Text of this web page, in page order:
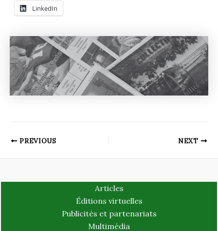
LinkedIn
PREVIOUS NEXT
Articles
Éditions virtuelles
Publicités et partenariats
Multimédia